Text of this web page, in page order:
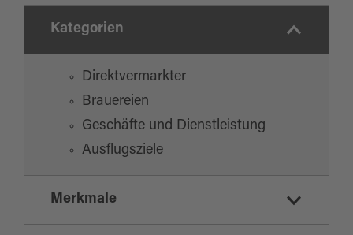
Kategorien
Direktvermarkter
Brauereien
Geschäfte und Dienstleistung
Ausflugsziele
Merkmale